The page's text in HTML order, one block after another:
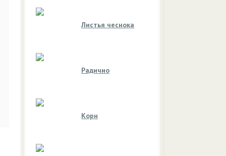
Листья чеснока
Радичио
Корн